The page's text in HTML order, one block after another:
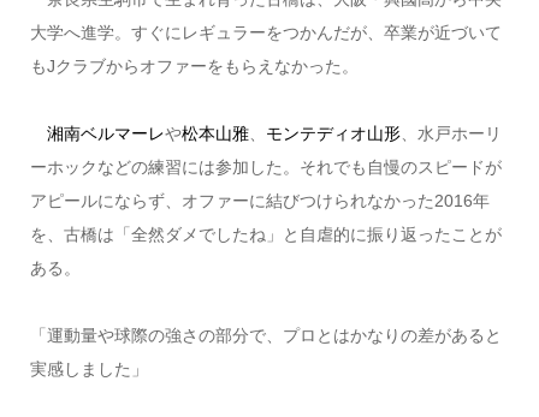
大学へ進学。すぐにレギュラーをつかんだが、卒業が近づいて
もJクラブからオファーをもらえなかった。
湘南ベルマーレや松本山雅、 モンテディオ山形、水戸ホーリ
ーホックなどの練習には参加した。それでも自慢のスピードが
アピールにならず、オファーに結びつけられなかった2016年
を、古橋は「全然ダメでしたね」と自虐的に振り返ったことが
ある。
「運動量や球際の強さの部分で、プロとはかなりの差があると
実感しました」